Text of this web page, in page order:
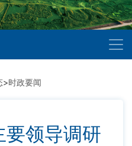
>时政要闻
要领导调研